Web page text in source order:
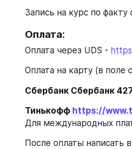
Запись на курс по факту
Оплата:
Оплата через UDS -
Оплата на карту (в поле
Сбербанк Сбербанк
Тинькофф https://
Для международных
После оплаты написать